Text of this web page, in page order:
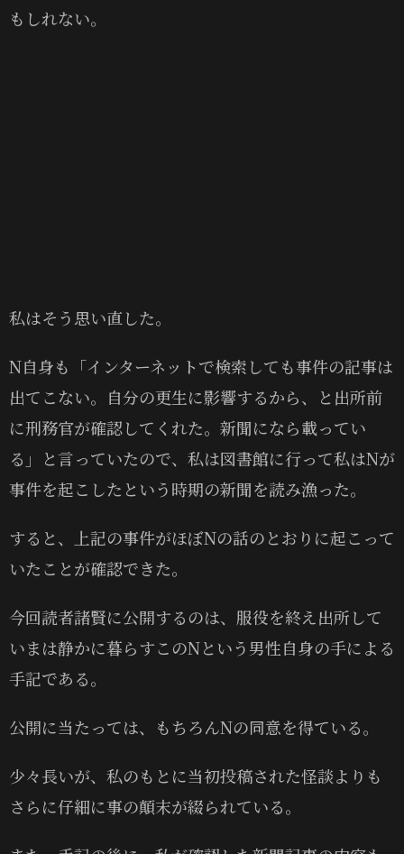
もしれない。
私はそう思い直した。
N自身も「インターネットで検索しても事件の記事は
出てこない。自分の更生に影響するから、と出所前
に刑務官が確認してくれた。新聞になら載ってい
る」と言っていたので、私は図書館に行って私はNが
事件を起こしたという時期の新聞を読み漁った。
すると、上記の事件がほぼNの話のとおりに起こって
いたことが確認できた。
今回読者諸賢に公開するのは、服役を終え出所して
いまは静かに暮らすこのNという男性自身の手による
手記である。
公開に当たっては、もちろんNの同意を得ている。
少々長いが、私のもとに当初投稿された怪談よりも
さらに仔細に事の顛末が綴られている。